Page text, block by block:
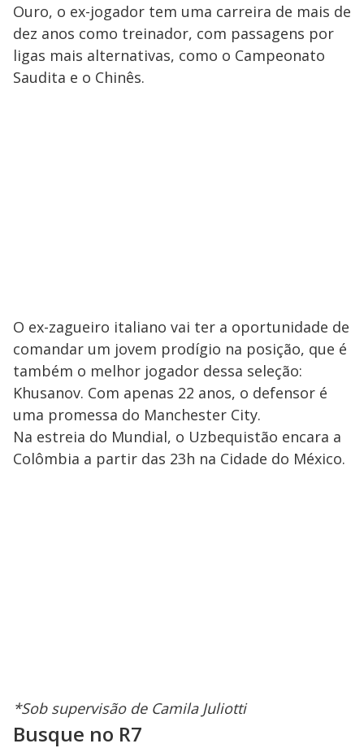
Ouro, o ex-jogador tem uma carreira de mais de
dez anos como treinador, com passagens por
ligas mais alternativas, como o Campeonato
Saudita e o Chinês.
O ex-zagueiro italiano vai ter a oportunidade de
comandar um jovem prodígio na posição, que é
também o melhor jogador dessa seleção:
Khusanov. Com apenas 22 anos, o defensor é
uma promessa do Manchester City.
Na estreia do Mundial, o Uzbequistão encara a
Colômbia a partir das 23h na Cidade do México.
*Sob supervisão de Camila Juliotti
Busque no R7